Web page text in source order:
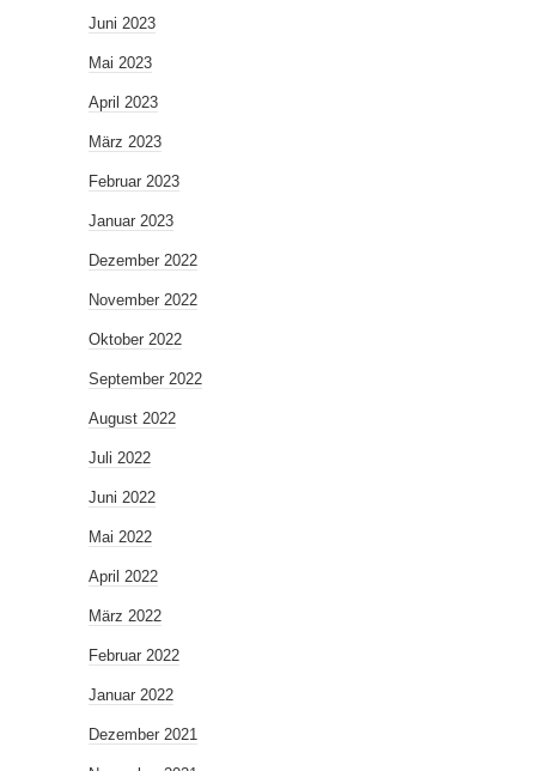
Juni 2023
Mai 2023
April 2023
März 2023
Februar 2023
Januar 2023
Dezember 2022
November 2022
Oktober 2022
September 2022
August 2022
Juli 2022
Juni 2022
Mai 2022
April 2022
März 2022
Februar 2022
Januar 2022
Dezember 2021